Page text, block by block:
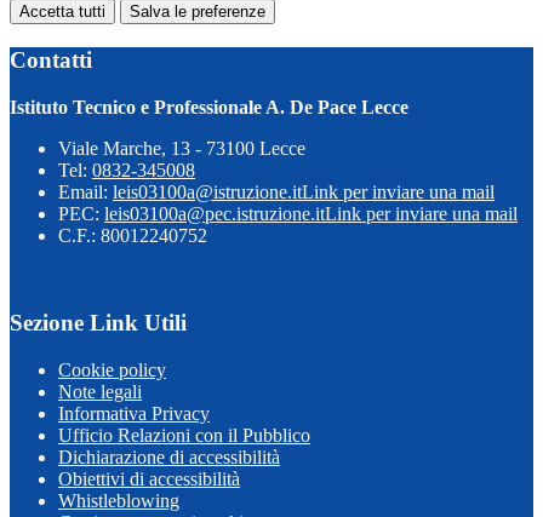
Accetta tutti Salva le preferenze
Contatti
Istituto Tecnico e Professionale A. De Pace Lecce
Viale Marche, 13 - 73100 Lecce
Tel: 0832-345008
Email: leis03100a@istruzione.itLink per inviare una mail
PEC: leis03100a@pec.istruzione.itLink per inviare una mail
C.F.: 80012240752
Sezione Link Utili
Cookie policy
Note legali
Informativa Privacy
Ufficio Relazioni con il Pubblico
Dichiarazione di accessibilità
Obiettivi di accessibilità
Whistleblowing